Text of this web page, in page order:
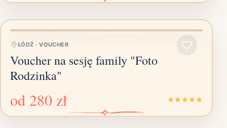
ŁÓDŹ ·VOUCHER
Voucher na sesję family "Foto
Rodzinka"
od 280 zł